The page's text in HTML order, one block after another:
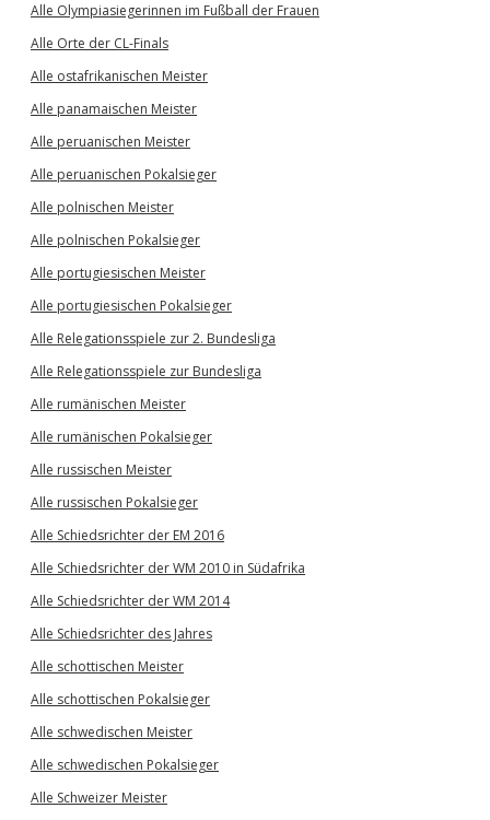
Alle Olympiasiegerinnen im Fußball der Frauen
Alle Orte der CL-Finals
Alle ostafrikanischen Meister
Alle panamaischen Meister
Alle peruanischen Meister
Alle peruanischen Pokalsieger
Alle polnischen Meister
Alle polnischen Pokalsieger
Alle portugiesischen Meister
Alle portugiesischen Pokalsieger
Alle Relegationsspiele zur 2. Bundesliga
Alle Relegationsspiele zur Bundesliga
Alle rumänischen Meister
Alle rumänischen Pokalsieger
Alle russischen Meister
Alle russischen Pokalsieger
Alle Schiedsrichter der EM 2016
Alle Schiedsrichter der WM 2010 in Südafrika
Alle Schiedsrichter der WM 2014
Alle Schiedsrichter des Jahres
Alle schottischen Meister
Alle schottischen Pokalsieger
Alle schwedischen Meister
Alle schwedischen Pokalsieger
Alle Schweizer Meister